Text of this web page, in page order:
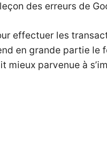
des erreurs de
effectuer les
en grande partie
mieux parvenue à